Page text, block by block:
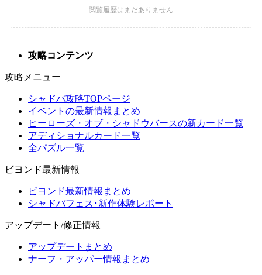
攻略コンテンツ
攻略メニュー
シャドバ攻略TOPページ
イベントの最新情報まとめ
ヒーローズ・オブ・シャドウバースの新カード一覧
アディショナルカード一覧
全パズル一覧
ビヨンド最新情報
ビヨンド最新情報まとめ
シャドバフェス･新作体験レポート
アップデート/修正情報
アップデートまとめ
ナーフ・アッパー情報まとめ